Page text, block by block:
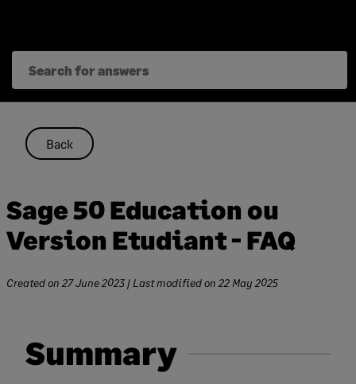
content
Back
Sage 50 Education ou
Version Etudiant - FAQ
Created on 27 June 2023 | Last modified on 22 May 2025
Summary